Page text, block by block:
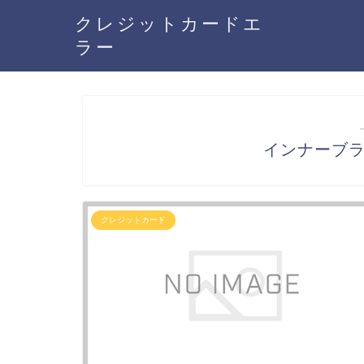
クレジットカードエ
ラー
インナーブ
クレジットカード